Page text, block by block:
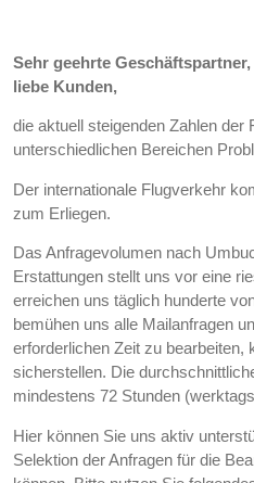
Sehr geehrte Geschäftspartner,
liebe Kunden,
die aktuell steigenden Zahlen der
unterschiedlichen Bereichen
Der internationale Flugverkehr
zum Erliegen.
Das Anfragevolumen nach
Erstattungen stellt uns vor eine
erreichen uns täglich hunderte
bemühen uns alle Mailanfragen
erforderlichen Zeit zu bearbeiten,
sicherstellen. Die
mindestens 72 Stunden
Hier können Sie uns aktiv
Selektion der Anfragen für die